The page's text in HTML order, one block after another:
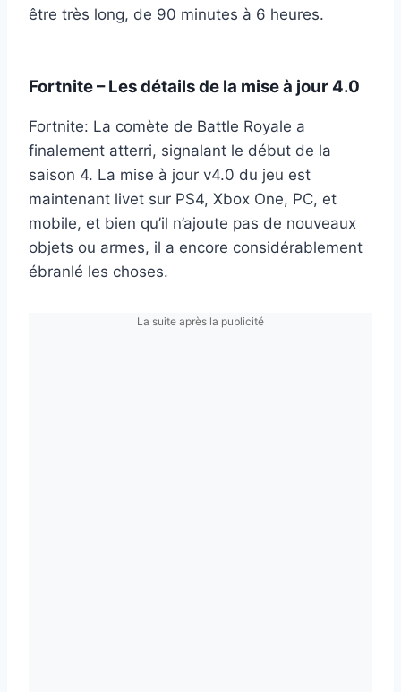
être très long, de 90 minutes à 6 heures.
Fortnite – Les détails de la mise à jour 4.0
Fortnite: La comète de Battle Royale a
finalement atterri, signalant le début de la
saison 4. La mise à jour v4.0 du jeu est
maintenant livet sur PS4, Xbox One, PC, et
mobile, et bien qu’il n’ajoute pas de nouveaux
objets ou armes, il a encore considérablement
ébranlé les choses.
La suite après la publicité